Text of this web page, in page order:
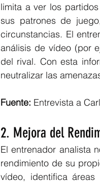
limita a ver los
sus patrones de
circunstancias. El
análisis de vídeo (por
del rival. Con esta
neutralizar las
Fuente: Entrevista a
2. Mejora del
El entrenador analista
rendimiento de su
vídeo, identifica